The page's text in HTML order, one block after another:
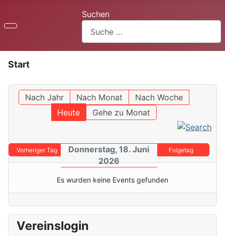
Suchen
Start
Nach Jahr Nach Monat
Nach Woche
Heute
Gehe zu Monat
Vorheriger Tag
Donnerstag, 18. Juni
2026
Folgetag
Es wurden keine Events gefunden
Vereinslogin